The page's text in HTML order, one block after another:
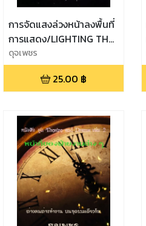
การจัดแสงล่วงหน้าลงพื้นที่
การแสดง/LIGHTING THE
ACTING AREAS IN
ADVANCE.
ดุจเพชร
25.00 ฿